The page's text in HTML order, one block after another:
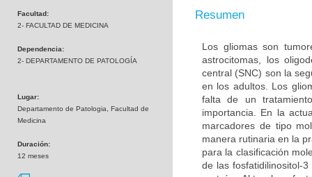
Facultad:
2- FACULTAD DE MEDICINA
Dependencia:
2- DEPARTAMENTO DE PATOLOGÍA
Lugar:
Departamento de Patologia, Facultad de
Medicina
Duración:
12 meses
Resumen
Los gliomas son
astrocitomas, los
central (SNC) son la
en los adultos. Los
falta de un
importancia. En la
marcadores de tipo
manera rutinaria en la
para la clasificación
de las fosfatidilinositol-